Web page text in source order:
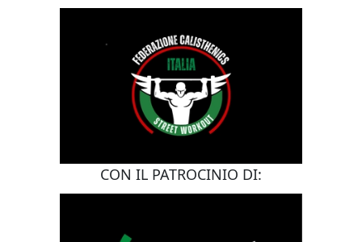
CON IL PATROCINIO DI: